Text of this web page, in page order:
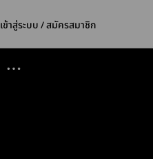
เข้าสู่ระบบ / สมัครสมาชิก